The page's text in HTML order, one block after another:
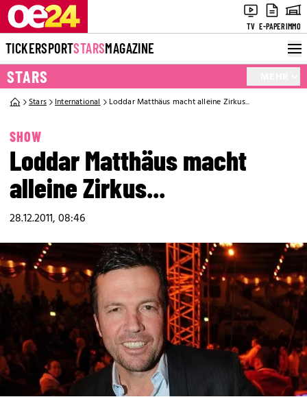
TV E-PAPERIMMO
TICKERSPORTSTARSMAGAZINE
STARS
Stars International Loddar Matthäus macht alleine Zirkus...
SHOW
Loddar Matthäus macht
alleine Zirkus...
28.12.2011, 08:46